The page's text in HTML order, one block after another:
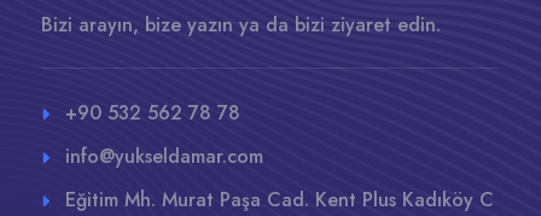
Bizi arayın, bize yazın ya da bizi ziyaret edin.
+90 532 562 78 78
info@yukseldamar.com
Eğitim Mh. Murat Paşa Cad. Kent Plus Kadıköy C